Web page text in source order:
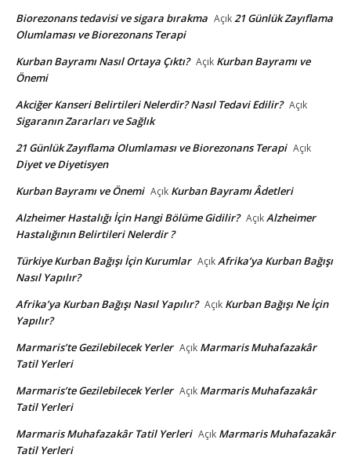
Biorezonans tedavisi ve sigara bırakma Açık21 Günlük Zayıflama
Olumlaması ve Biorezonans Terapi
Kurban Bayramı Nasıl Ortaya Çıktı? Açık Kurban Bayramı ve
Önemi
Akciğer Kanseri Belirtileri Nelerdir? Nasıl Tedavi Edilir? Açık
Sigaranın Zararları ve Sağlık
21 Günlük Zayıflama Olumlaması ve Biorezonans Terapi Açık
Diyet ve Diyetisyen
Kurban Bayramı ve Önemi Açık Kurban Bayramı Âdetleri
Alzheimer Hastalığı İçin Hangi Bölüme Gidilir? AçıkAlzheimer
Hastalığının Belirtileri Nelerdir ?
Türkiye Kurban Bağışı İçin Kurumlar AçıkAfrika’ya Kurban Bağışı
Nasıl Yapılır?
Afrika’ya Kurban Bağışı Nasıl Yapılır? Açık Kurban Bağışı Ne İçin
Yapılır?
Marmaris’te Gezilebilecek Yerler Açık Marmaris Muhafazakâr
Tatil Yerleri
Marmaris’te Gezilebilecek Yerler Açık Marmaris Muhafazakâr
Tatil Yerleri
Marmaris Muhafazakâr Tatil Yerleri Açık Marmaris Muhafazakâr
Tatil Yerleri